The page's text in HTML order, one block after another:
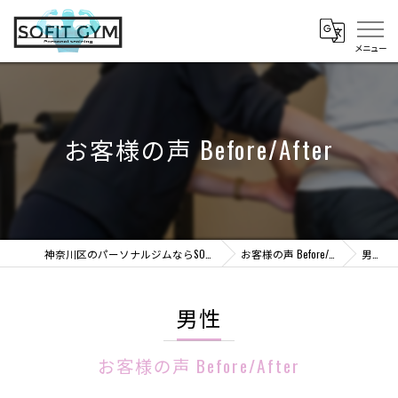
お客様の声 Before/After
お客様の声 Before/After 男性
お客様の声 Before/After
男性